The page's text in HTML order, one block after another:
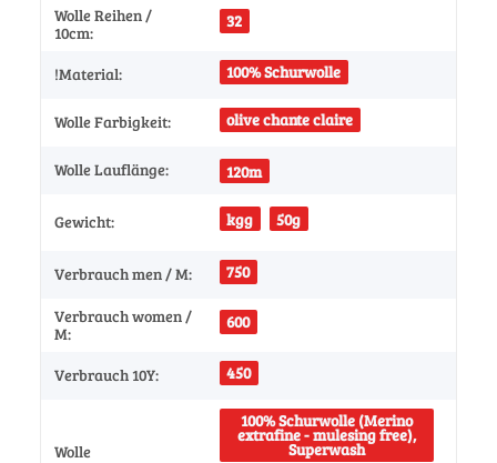
Wolle Reihen /
10cm:
32
!Material: 100% Schurwolle
Wolle Farbigkeit: olive chante claire
Wolle Lauflänge: 120m
Gewicht: kgg 50g
Verbrauch men / M: 750
Verbrauch women /
M:
600
Verbrauch 10Y: 450
Wolle
100% Schurwolle (Merino
extrafine - mulesing free),
Superwash